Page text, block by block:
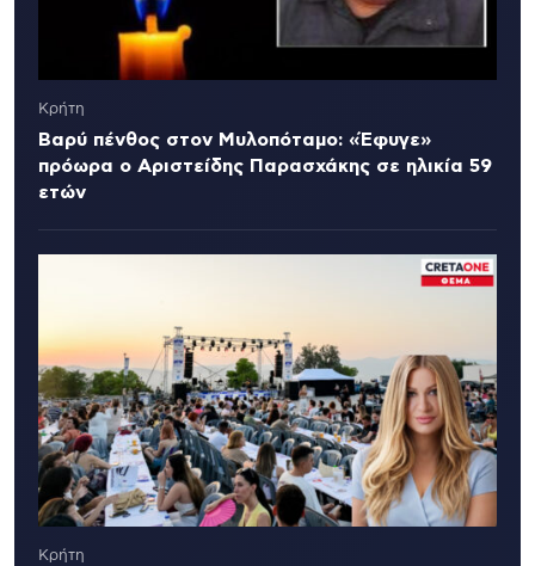
Κρήτη
Βαρύ πένθος στον Μυλοπόταμο: «Έφυγε»
πρόωρα ο Αριστείδης Παρασχάκης σε ηλικία 59
ετών
Κρήτη